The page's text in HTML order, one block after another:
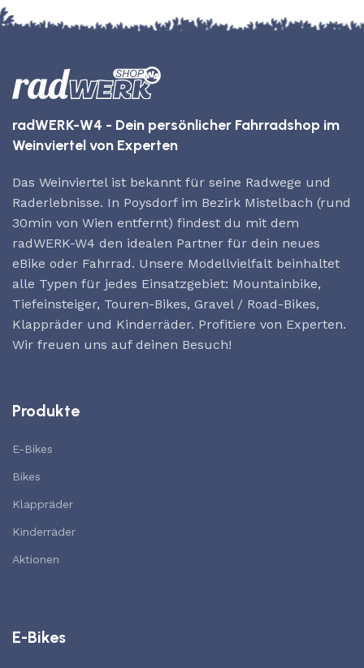
radWERK-W4 - Dein persönlicher Fahrradshop im
Weinviertel von Experten
Das Weinviertel ist bekannt für seine Radwege und
Raderlebnisse. In Poysdorf im Bezirk Mistelbach (rund
30min von Wien entfernt) findest du mit dem
radWERK-W4 den idealen Partner für dein neues
eBike oder Fahrrad. Unsere Modellvielfalt beinhaltet
alle Typen für jedes Einsatzgebiet: Mountainbike,
Tiefeinsteiger, Touren-Bikes, Gravel / Road-Bikes,
Klappräder und Kinderräder. Profitiere von Experten.
Wir freuen uns auf deinen Besuch!
Produkte
E-Bikes
Bikes
Klappräder
Kinderräder
Aktionen
E-Bikes